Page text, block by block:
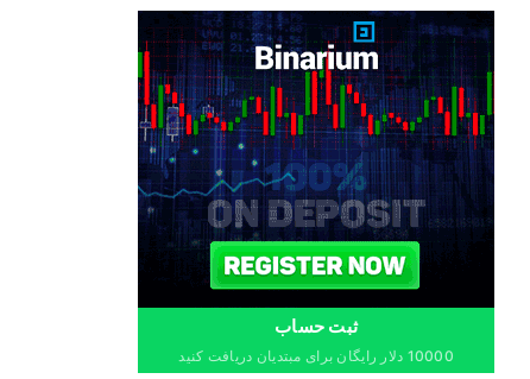
ثبت حساب
10000 دلار رایگان برای مبتدیان دریافت کنید